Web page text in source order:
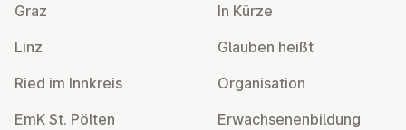
Graz
Linz
Ried im Innkreis
EmK St. Pölten
In Kürze
Glauben heißt
Or­gan­isa­tion
Er­wach­sen­en­bildung